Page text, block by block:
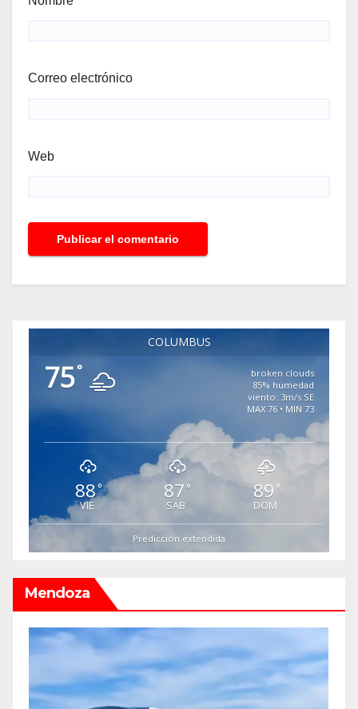
Correo electrónico
Web
COLUMBUS
75°
broken clouds
85% humedad
viento: 3m/s SE
MAX 76 • MIN 73
88°
VIE
87 °
SAB
89 °
DOM
Predicción extendida
Mendoza